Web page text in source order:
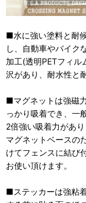
■水に強い塗料と耐
し、自動車やバイク
加工(透明PETフィ
沢があり、耐水性と
■マグネットは強磁
っかり吸着でき、一
2倍強い吸着力があ
マグネットベースの
けてフェンスに結び
お使い頂けます。
■ステッカーは強粘